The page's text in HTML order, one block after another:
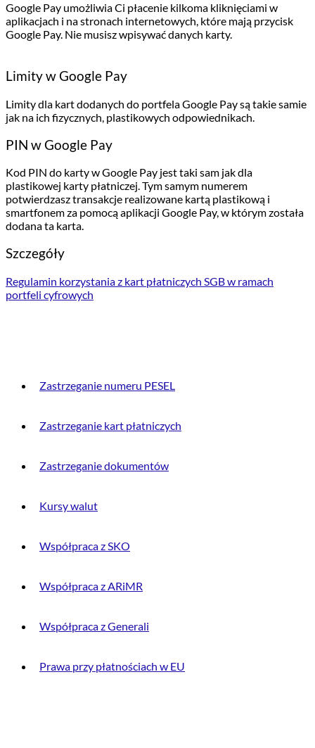
Google Pay umożliwia Ci płacenie kilkoma kliknięciami w
aplikacjach i na stronach internetowych, które mają przycisk
Google Pay. Nie musisz wpisywać danych karty.
Limity w Google Pay
Limity dla kart dodanych do portfela Google Pay są takie samie
jak na ich fizycznych, plastikowych odpowiednikach.
PIN w Google Pay
Kod PIN do karty w Google Pay jest taki sam jak dla
plastikowej karty płatniczej. Tym samym numerem
potwierdzasz transakcje realizowane kartą plastikową i
smartfonem za pomocą aplikacji Google Pay, w którym została
dodana ta karta.
Szczegóły
Regulamin korzystania z kart płatniczych SGB w ramach
portfeli cyfrowych
Zastrzeganie numeru PESEL
Zastrzeganie kart płatniczych
Zastrzeganie dokumentów
Kursy walut
Współpraca z SKO
Współpraca z ARiMR
Współpraca z Generali
Prawa przy płatnościach w EU